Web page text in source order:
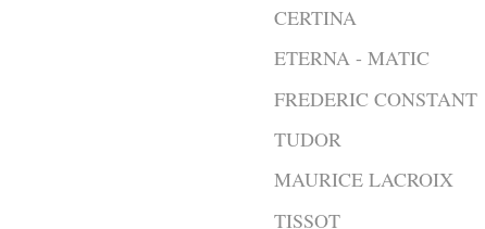
CERTINA
ETERNA - MATIC
FREDERIC CONSTANT
TUDOR
MAURICE LACROIX
TISSOT